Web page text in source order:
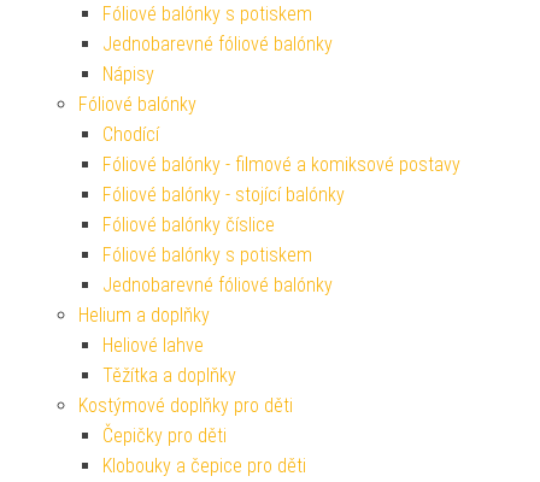
Fóliové balónky s potiskem
Jednobarevné fóliové balónky
Nápisy
Fóliové balónky
Chodící
Fóliové balónky - filmové a komiksové postavy
Fóliové balónky - stojící balónky
Fóliové balónky číslice
Fóliové balónky s potiskem
Jednobarevné fóliové balónky
Helium a doplňky
Heliové lahve
Těžítka a doplňky
Kostýmové doplňky pro děti
Čepičky pro děti
Klobouky a čepice pro děti